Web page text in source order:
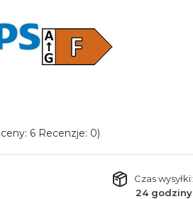
6 Recenzje: 0)
Czas wysyłki:
24 godziny